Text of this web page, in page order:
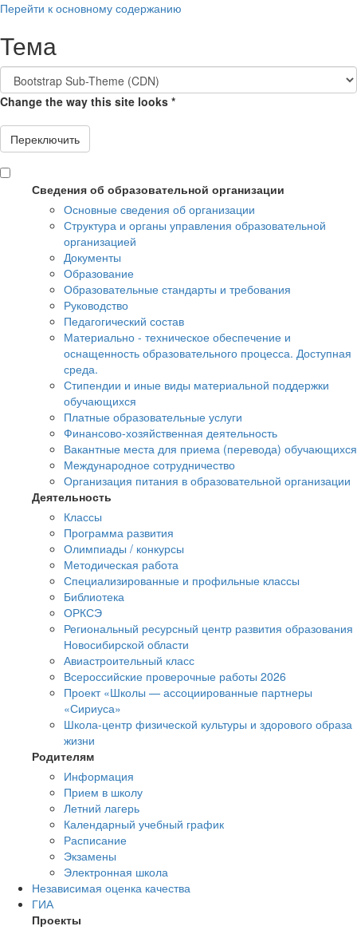
Перейти к основному содержанию
Тема
Change the way this site looks *
Переключить
Сведения об образовательной организации
Основные сведения об организации
Структура и органы управления образовательной
организацией
Документы
Образование
Образовательные стандарты и требования
Руководство
Педагогический состав
Материально - техническое обеспечение и
оснащенность образовательного процесса. Доступная
среда.
Стипендии и иные виды материальной поддержки
обучающихся
Платные образовательные услуги
Финансово-хозяйственная деятельность
Вакантные места для приема (перевода) обучающихся
Международное сотрудничество
Организация питания в образовательной организации
Деятельность
Классы
Программа развития
Олимпиады / конкурсы
Методическая работа
Специализированные и профильные классы
Библиотека
ОРКСЭ
Региональный ресурсный центр развития образования
Новосибирской области
Авиастроительный класс
Всероссийские проверочные работы 2026
Проект «Школы — ассоциированные партнеры
«Сириуса»
Школа-центр физической культуры и здорового образа
жизни
Родителям
Информация
Прием в школу
Летний лагерь
Календарный учебный график
Расписание
Экзамены
Электронная школа
Независимая оценка качества
ГИА
Проекты